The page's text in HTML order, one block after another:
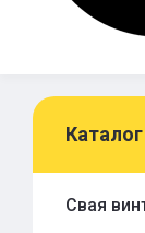
Свая